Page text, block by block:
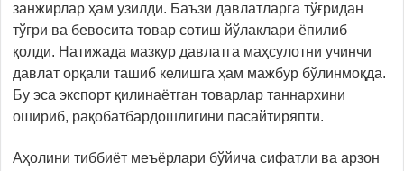
занжирлар ҳам узилди. Баъзи давлатларга тўғридан
тўғри ва бевосита товар сотиш йўлаклари ёпилиб
қолди. Натижада мазкур давлатга маҳсулотни учинчи
давлат орқали ташиб келишга ҳам мажбур бўлинмоқда.
Бу эса экспорт қилинаётган товарлар таннархини
ошириб, рақобатбардошлигини пасайтиряпти.
Аҳолини тиббиёт меъёрлари бўйича сифатли ва арзон